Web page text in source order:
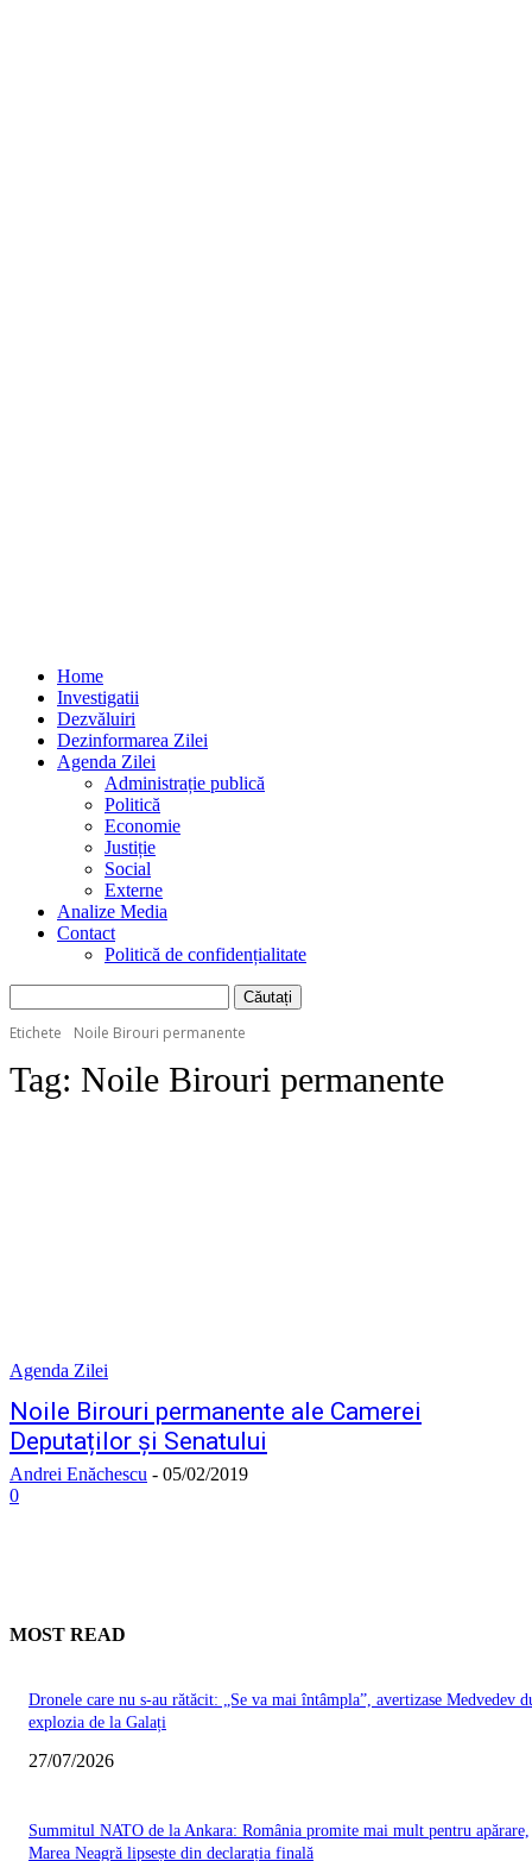
Home
Investigatii
Dezvăluiri
Dezinformarea Zilei
Agenda Zilei
Administrație publică
Politică
Economie
Justiție
Social
Externe
Analize Media
Contact
Politică de confidențialitate
Etichete Noile Birouri permanente
Tag: Noile Birouri permanente
Agenda Zilei
Noile Birouri permanente ale Camerei
Deputaților și Senatului
Andrei Enăchescu - 05/02/2019
0
MOST READ
Dronele care nu s-au rătăcit: „Se va mai întâmpla”, avertizase Medvedev
explozia de la Galați
27/07/2026
Summitul NATO de la Ankara: România promite mai mult pentru apărare,
Marea Neagră lipsește din declarația finală